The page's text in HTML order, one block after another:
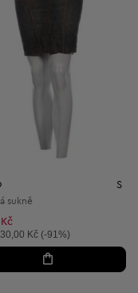
S
sukně
cena:
Kč (-91%)